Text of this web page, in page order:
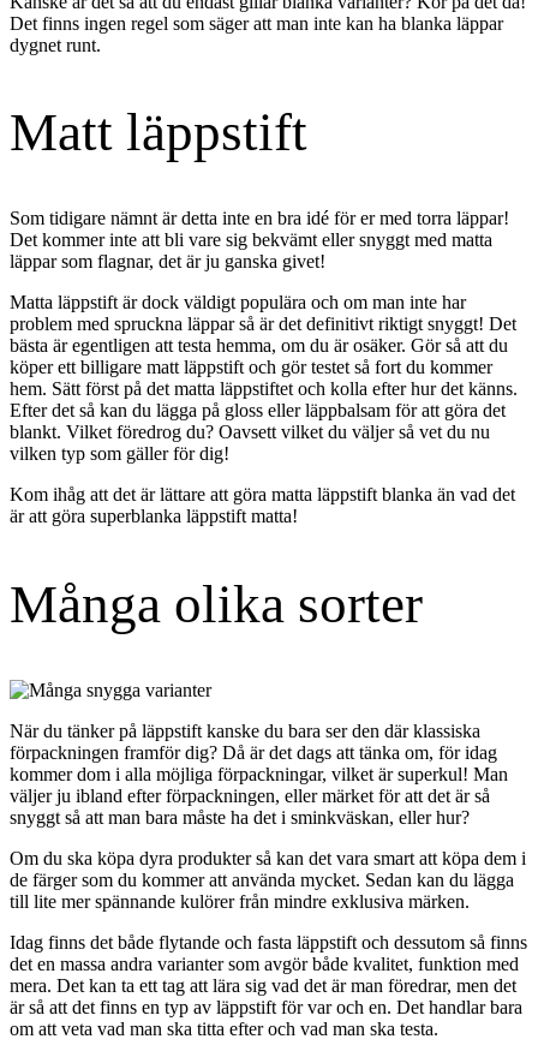
Det finns ingen regel som säger att man inte kan ha blanka läppar
dygnet runt.
Matt läppstift
Som tidigare nämnt är detta inte en bra idé för er med torra läppar!
Det kommer inte att bli vare sig bekvämt eller snyggt med matta
läppar som flagnar, det är ju ganska givet!
Matta läppstift är dock väldigt populära och om man inte har
problem med spruckna läppar så är det definitivt riktigt snyggt! Det
bästa är egentligen att testa hemma, om du är osäker. Gör så att du
köper ett billigare matt läppstift och gör testet så fort du kommer
hem. Sätt först på det matta läppstiftet och kolla efter hur det känns.
Efter det så kan du lägga på gloss eller läppbalsam för att göra det
blankt. Vilket föredrog du? Oavsett vilket du väljer så vet du nu
vilken typ som gäller för dig!
Kom ihåg att det är lättare att göra matta läppstift blanka än vad det
är att göra superblanka läppstift matta!
Många olika sorter
När du tänker på läppstift kanske du bara ser den där klassiska
förpackningen framför dig? Då är det dags att tänka om, för idag
kommer dom i alla möjliga förpackningar, vilket är superkul! Man
väljer ju ibland efter förpackningen, eller märket för att det är så
snyggt så att man bara måste ha det i sminkväskan, eller hur?
Om du ska köpa dyra produkter så kan det vara smart att köpa dem i
de färger som du kommer att använda mycket. Sedan kan du lägga
till lite mer spännande kulörer från mindre exklusiva märken.
Idag finns det både flytande och fasta läppstift och dessutom så finns
det en massa andra varianter som avgör både kvalitet, funktion med
mera. Det kan ta ett tag att lära sig vad det är man föredrar, men det
är så att det finns en typ av läppstift för var och en. Det handlar bara
om att veta vad man ska titta efter och vad man ska testa.